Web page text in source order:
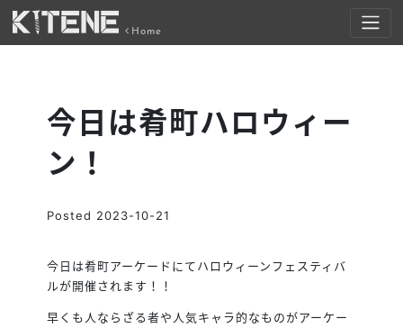
Home
今日は肴町ハロウィー
ン！
Posted 2023-10-21
今日は肴町アーケードにてハロウィーンフェスティバ
ルが開催されます！！
早くも人ならざる者や人気キャラ的なものがアーケー